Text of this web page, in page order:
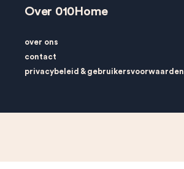
Over 010Home
over ons
contact
privacybeleid & gebruikersvoorwaarden